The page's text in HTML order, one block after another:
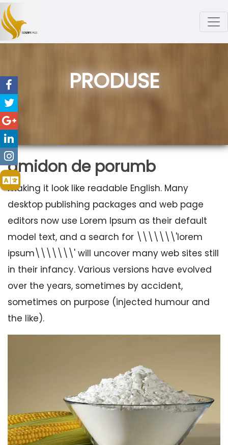
PRODUSE
amidon de porumb
making it look like readable English. Many
desktop publishing packages and web page
editors now use Lorem Ipsum as their default
model text, and a search for \\\\\\\'lorem
ipsum\\\\\\\' will uncover many web sites still
in their infancy. Various versions have evolved
over the years, sometimes by accident,
sometimes on purpose (injected humour and
the like).